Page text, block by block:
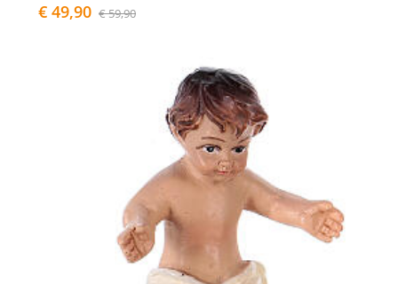
€ 49,90 € 59,90